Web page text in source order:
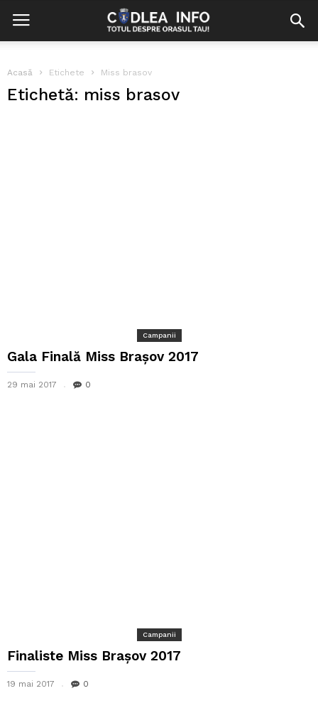
Acasă Etichete Miss brasov
Etichetă: miss brasov
Campanii
Gala Finală Miss Brașov 2017
29 mai 2017 0
Campanii
Finaliste Miss Brașov 2017
19 mai 2017 0